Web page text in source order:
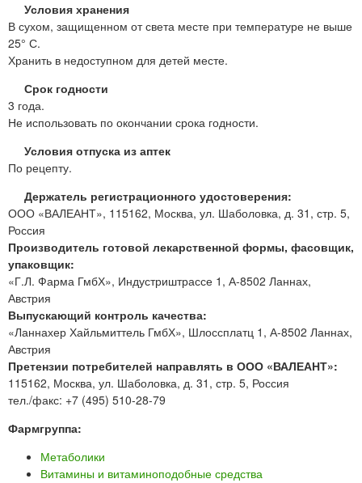
Условия хранения
В сухом, защищенном от света месте при температуре не выше
25° С.
Хранить в недоступном для детей месте.
Срок годности
3 года.
Не использовать по окончании срока годности.
Условия отпуска из аптек
По рецепту.
Держатель регистрационного удостоверения:
ООО «ВАЛЕАНТ», 115162, Москва, ул. Шаболовка, д. 31, стр. 5,
Россия
Производитель готовой лекарственной формы, фасовщик,
упаковщик:
«Г.Л. Фарма ГмбХ», Индустриштрассе 1, А-8502 Ланнах,
Австрия
Выпускающий контроль качества:
«Ланнахер Хайльмиттель ГмбХ», Шлоссплатц 1, А-8502 Ланнах,
Австрия
Претензии потребителей направлять в ООО «ВАЛЕАНТ»:
115162, Москва, ул. Шаболовка, д. 31, стр. 5, Россия
тел./факс: +7 (495) 510-28-79
Фармгруппа:
Метаболики
Витамины и витаминоподобные средства